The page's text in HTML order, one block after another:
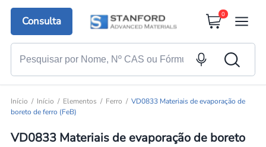
Consulta
0
Início Início Elementos Ferro
VD0833 Materiais de evaporação de
boreto de ferro (FeB)
VD0833 Materiais de evaporação de boreto